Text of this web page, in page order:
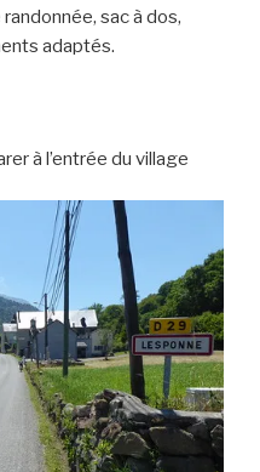
sac à dos,
adaptés.
à l’entrée du village